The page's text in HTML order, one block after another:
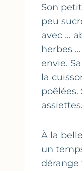
Son
peu
avec …
herbes
envie.
la
poêlées.
assiettes.
À la
un
dérange